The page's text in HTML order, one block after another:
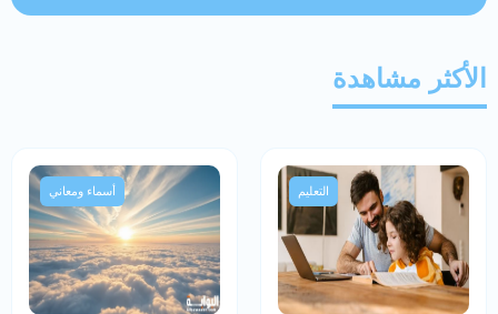
الأكثر مشاهدة
التعليم أسماء ومعاني